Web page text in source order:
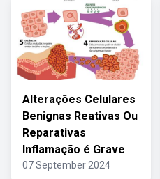
Alterações Celulares
Benignas Reativas Ou
Reparativas
Inflamação é Grave
07 September 2024